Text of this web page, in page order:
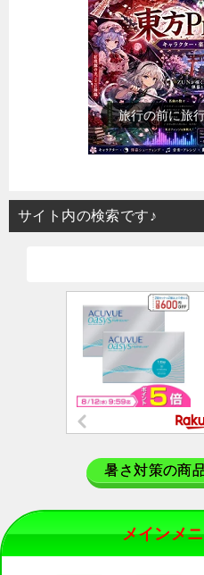
旅行の前に旅
サイト内の検索です♪
暑さ対策の商
メインメ